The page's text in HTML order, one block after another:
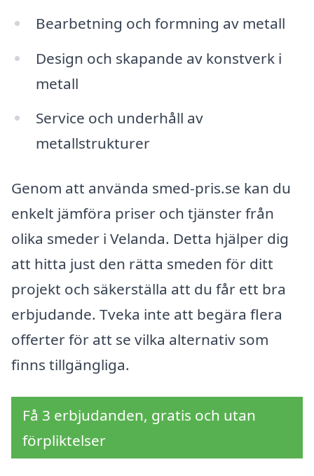
Bearbetning och formning av metall
Design och skapande av konstverk i
metall
Service och underhåll av
metallstrukturer
Genom att använda smed-pris.se kan du
enkelt jämföra priser och tjänster från
olika smeder i Velanda. Detta hjälper dig
att hitta just den rätta smeden för ditt
projekt och säkerställa att du får ett bra
erbjudande. Tveka inte att begära flera
offerter för att se vilka alternativ som
finns tillgängliga.
Få 3 erbjudanden, gratis och utan
förpliktelser